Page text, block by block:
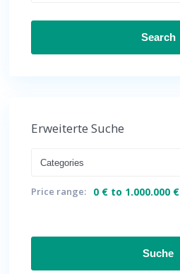
Search
Erweiterte Suche
Categories
Price range: 0 € to 1.000.000 €
Suche